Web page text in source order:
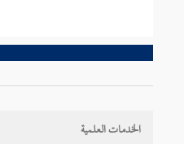
الخدمات العلمية